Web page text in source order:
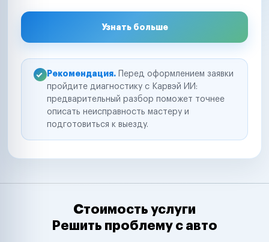
Узнать больше
Рекомендация. Перед оформлением заявки
пройдите диагностику с Карвэй ИИ:
предварительный разбор поможет точнее
описать неисправность мастеру и
подготовиться к выезду.
Стоимость услуги
Решить проблему с авто